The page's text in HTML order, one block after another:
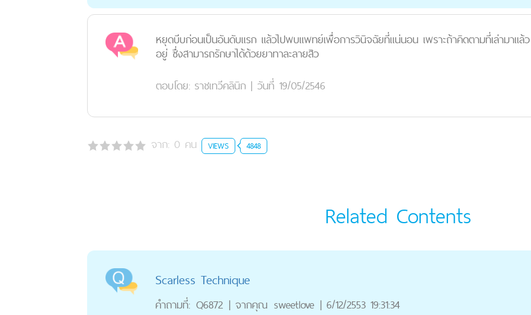
หยุดบีบก่อนเป็นอันดับแรก แล้วไปพบแพทย์เพื่อการวินิจฉัยที่แน่นอน เพราะถ้าคิดตามที่เล่ามาแ
อยู่ ซึ่งสามารถรักษาได้ด้วยยาทาละลายสิว
ตอบโดย: ราชเทวีคลินิก | วันที่ 19/05/2546
จาก: 0 คน VIEWS 4848
Related Contents
Scarless Technique
คำถามที่: Q6872 | จากคุณ sweetlove | 6/12/2553 19:31:34